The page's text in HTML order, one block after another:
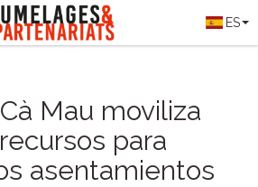
ES
Mau moviliza
para
asentamientos